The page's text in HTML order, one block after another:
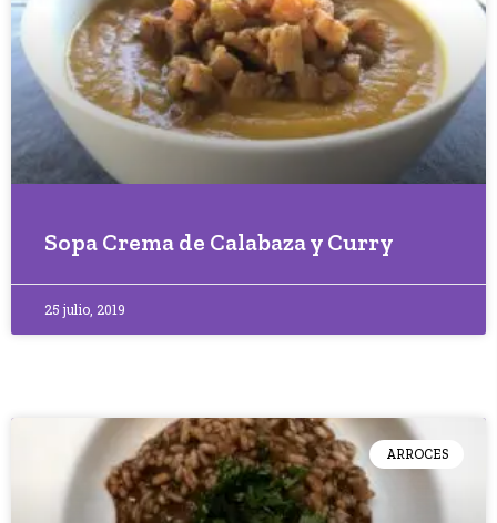
Sopa Crema de Calabaza y Curry
25 julio, 2019
ARROCES